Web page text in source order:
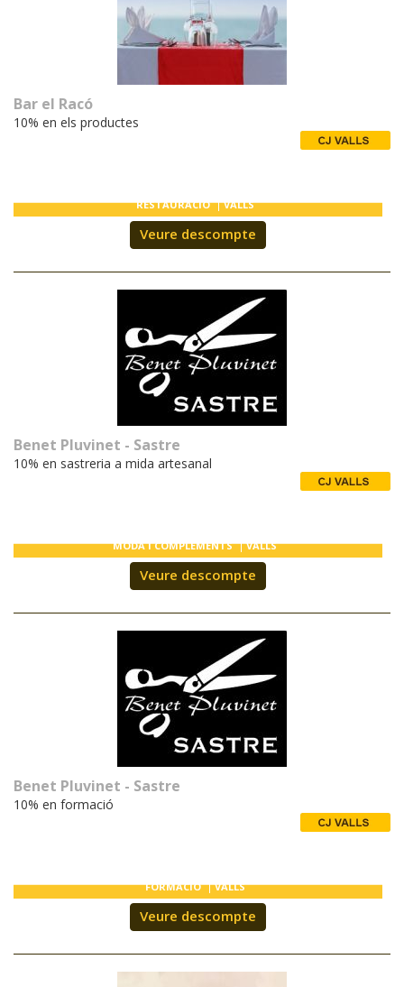
Bar el Racó
10% en els productes
RESTAURACIÓ VALLS
Veure descompte
Benet Pluvinet - Sastre
10% en sastreria a mida artesanal
MODA I COMPLEMENTS VALLS
Veure descompte
Benet Pluvinet - Sastre
10% en formació
FORMACIÓ VALLS
Veure descompte